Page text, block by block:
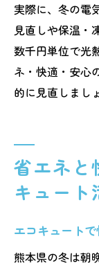
実際に、冬の電
見直しや保温・
数千円単位で光
ネ・快適・安心
的に見直しまし
省エネと
キュート
エコキュート
熊本県の冬は朝